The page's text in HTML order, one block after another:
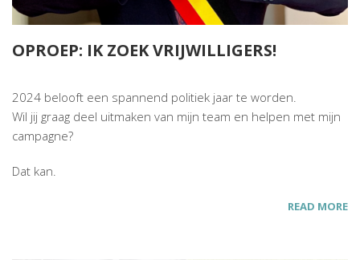
OPROEP: IK ZOEK VRIJWILLIGERS!
2024 belooft een spannend politiek jaar te worden.
Wil jij graag deel uitmaken van mijn team en helpen met mijn
campagne?
Dat kan.
READ MORE